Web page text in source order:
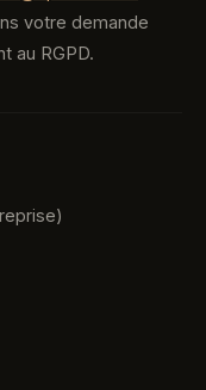
votre demande
au RGPD.